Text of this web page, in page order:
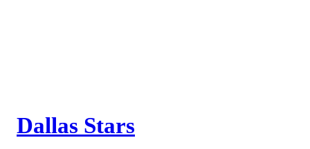
Dallas Stars